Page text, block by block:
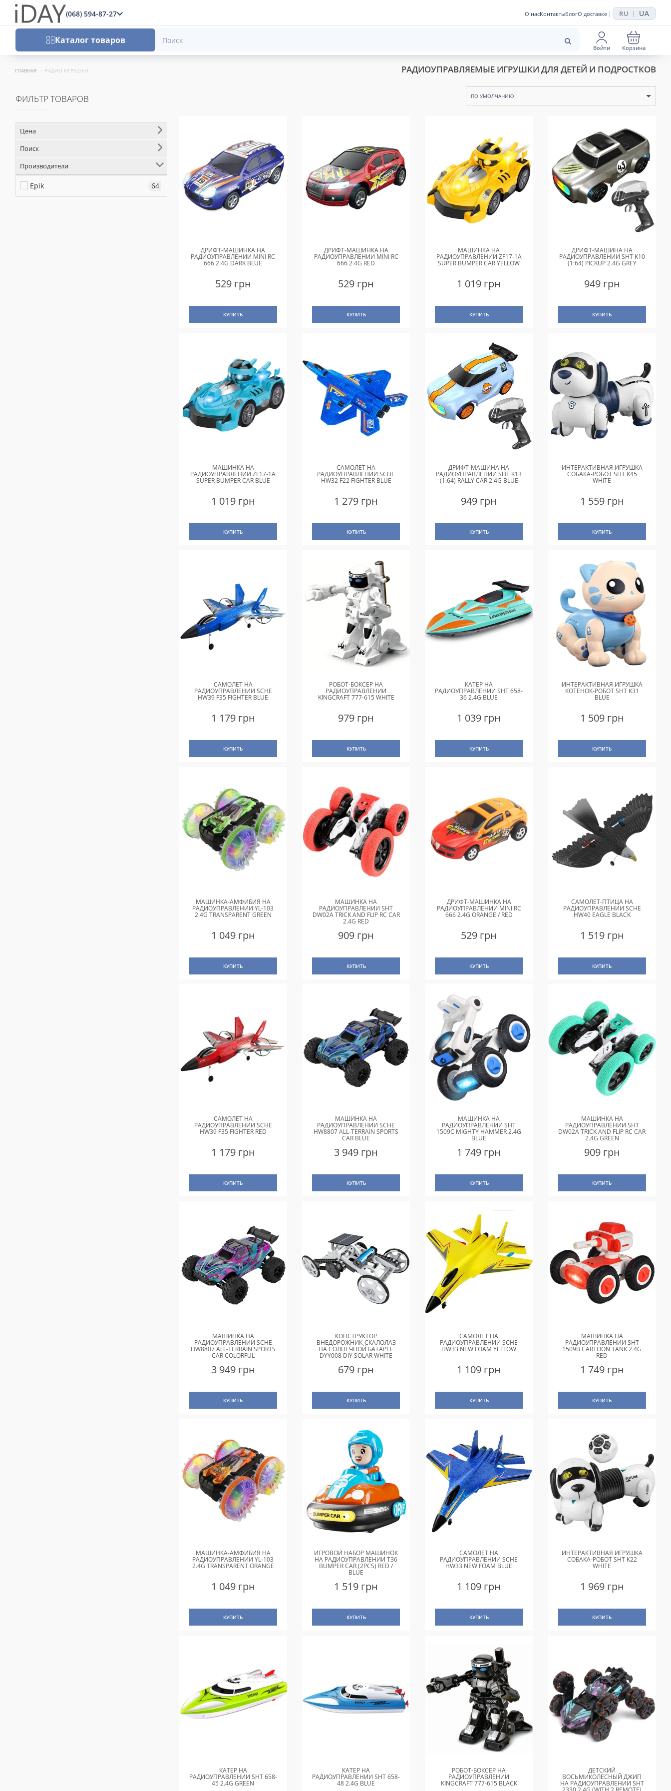
(068) 594-87-27 О насКонтактыБлогО доставке | RU | UA
Каталог товаров
Войти Корзина
ГЛАВНАЯ РАДИО ИГРУШКИ РАДИОУПРАВЛЯЕМЫЕ ИГРУШКИ ДЛЯ ДЕТЕЙ И ПОДРОСТКОВ
ФИЛЬТР ТОВАРОВ
Цена
Поиск
Производители
Epik 64
ПО УМОЛЧАНИЮ
ДРИФТ-МАШИНКА НА
РАДИОУПРАВЛЕНИИ MINI RC
666 2.4G DARK BLUE
529 грн
КУПИТЬ
ДРИФТ-МАШИНКА НА
РАДИОУПРАВЛЕНИИ MINI RC
666 2.4G RED
529 грн
КУПИТЬ
МАШИНКА НА
РАДИОУПРАВЛЕНИИ ZF17-1A
SUPER BUMPER CAR YELLOW
1 019 грн
КУПИТЬ
ДРИФТ-МАШИНА НА
РАДИОУПРАВЛЕНИИ SHT K10
(1:64) PICKUP 2.4G GREY
949 грн
КУПИТЬ
МАШИНКА НА
РАДИОУПРАВЛЕНИИ ZF17-1A
SUPER BUMPER CAR BLUE
1 019 грн
КУПИТЬ
САМОЛЕТ НА
РАДИОУПРАВЛЕНИИ SCHE
HW32 F22 FIGHTER BLUE
1 279 грн
КУПИТЬ
ДРИФТ-МАШИНА НА
РАДИОУПРАВЛЕНИИ SHT K13
(1:64) RALLY CAR 2.4G BLUE
949 грн
КУПИТЬ
ИНТЕРАКТИВНАЯ ИГРУШКА
СОБАКА-РОБОТ SHT K45
WHITE
1 559 грн
КУПИТЬ
САМОЛЕТ НА
РАДИОУПРАВЛЕНИИ SCHE
HW39 F35 FIGHTER BLUE
1 179 грн
КУПИТЬ
РОБОТ-БОКСЕР НА
РАДИОУПРАВЛЕНИИ
KINGCRAFT 777-615 WHITE
979 грн
КУПИТЬ
КАТЕР НА
РАДИОУПРАВЛЕНИИ SHT 658-
36 2.4G BLUE
1 039 грн
КУПИТЬ
ИНТЕРАКТИВНАЯ ИГРУШКА
КОТЕНОК-РОБОТ SHT K31
BLUE
1 509 грн
КУПИТЬ
МАШИНКА-АМФИБИЯ НА
РАДИОУПРАВЛЕНИИ YL-103
2.4G TRANSPARENT GREEN
1 049 грн
КУПИТЬ
МАШИНКА НА
РАДИОУПРАВЛЕНИИ SHT
DW02A TRICK AND FLIP RC CAR
2.4G RED
909 грн
КУПИТЬ
ДРИФТ-МАШИНКА НА
РАДИОУПРАВЛЕНИИ MINI RC
666 2.4G ORANGE / RED
529 грн
КУПИТЬ
САМОЛЕТ-ПТИЦА НА
РАДИОУПРАВЛЕНИИ SCHE
HW40 EAGLE BLACK
1 519 грн
КУПИТЬ
САМОЛЕТ НА
РАДИОУПРАВЛЕНИИ SCHE
HW39 F35 FIGHTER RED
1 179 грн
КУПИТЬ
МАШИНКА НА
РАДИОУПРАВЛЕНИИ SCHE
HW8807 ALL-TERRAIN SPORTS
CAR BLUE
3 949 грн
КУПИТЬ
МАШИНКА НА
РАДИОУПРАВЛЕНИИ SHT
1509C MIGHTY HAMMER 2.4G
BLUE
1 749 грн
КУПИТЬ
МАШИНКА НА
РАДИОУПРАВЛЕНИИ SHT
DW02A TRICK AND FLIP RC CAR
2.4G GREEN
909 грн
КУПИТЬ
МАШИНКА НА
РАДИОУПРАВЛЕНИИ SCHE
HW8807 ALL-TERRAIN SPORTS
CAR COLORFUL
3 949 грн
КУПИТЬ
КОНСТРУКТОР
ВНЕДОРОЖНИК-СКАЛОЛАЗ
НА СОЛНЕЧНОЙ БАТАРЕЕ
DYY008 DIY SOLAR WHITE
679 грн
КУПИТЬ
САМОЛЕТ НА
РАДИОУПРАВЛЕНИИ SCHE
HW33 NEW FOAM YELLOW
1 109 грн
КУПИТЬ
МАШИНКА НА
РАДИОУПРАВЛЕНИИ SHT
1509B CARTOON TANK 2.4G
RED
1 749 грн
КУПИТЬ
МАШИНКА-АМФИБИЯ НА
РАДИОУПРАВЛЕНИИ YL-103
2.4G TRANSPARENT ORANGE
1 049 грн
КУПИТЬ
ИГРОВОЙ НАБОР МАШИНОК
НА РАДИОУПРАВЛЕНИИ T36
BUMPER CAR (2PCS) RED /
BLUE
1 519 грн
КУПИТЬ
САМОЛЕТ НА
РАДИОУПРАВЛЕНИИ SCHE
HW33 NEW FOAM BLUE
1 109 грн
КУПИТЬ
ИНТЕРАКТИВНАЯ ИГРУШКА
СОБАКА-РОБОТ SHT K22
WHITE
1 969 грн
КУПИТЬ
КАТЕР НА
РАДИОУПРАВЛЕНИИ SHT 658-
45 2.4G GREEN
КАТЕР НА
РАДИОУПРАВЛЕНИИ SHT 658-
48 2.4G BLUE
РОБОТ-БОКСЕР НА
РАДИОУПРАВЛЕНИИ
KINGCRAFT 777-615 BLACK
ДЕТСКИЙ
ВОСЬМИКОЛЕСНЫЙ ДЖИП
НА РАДИОУПРАВЛЕНИИ SHT